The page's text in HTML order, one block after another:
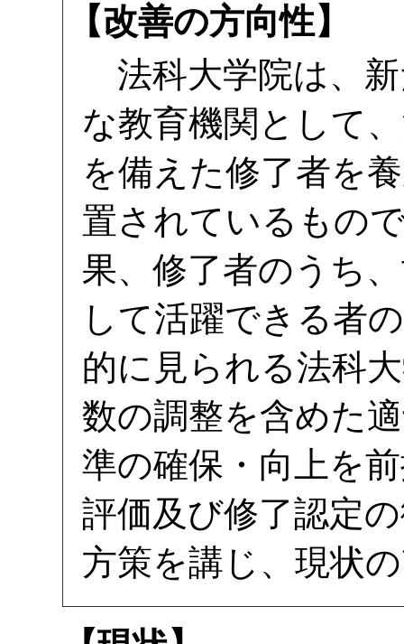
【改善の方向性】
法科大学院は、
な教育機関として
を備えた修了者を
置されているもの
果、修了者のうち
して活躍できる者
的に見られる法科
数の調整を含めた
準の確保・向上を
評価及び修了認定
方策を講じ、現状